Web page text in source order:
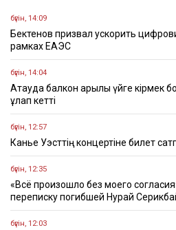
бүгін, 14:09
Бектенов призвал ускорить
рамках ЕАЭС
бүгін, 14:04
Ақтауда балкон арқылы үйге кірмек
құлап кетті
бүгін, 12:57
Канье Уэсттің концертіне билет
бүгін, 12:35
«Всё произошло без моего
переписку погибшей Нурай
бүгін, 12:03